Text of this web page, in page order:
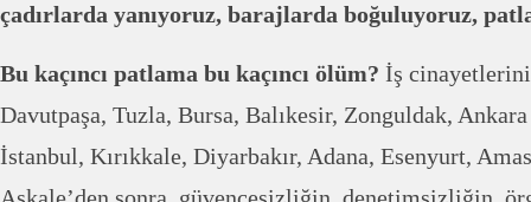
çadırlarda yanıyoruz, barajlarda boğuluyoruz,
Bu kaçıncı patlama bu kaçıncı ölüm? İş
Davutpaşa, Tuzla, Bursa, Balıkesir, Zonguldak,
İstanbul, Kırıkkale, Diyarbakır, Adana, Esenyurt,